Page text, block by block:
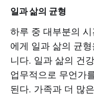
일과 삶의 균형
하루 중 대부분의
에게 일과 삶의 균
니다. 일과 삶의 건
업무적으로 무언가
된다. 가족과 더 많